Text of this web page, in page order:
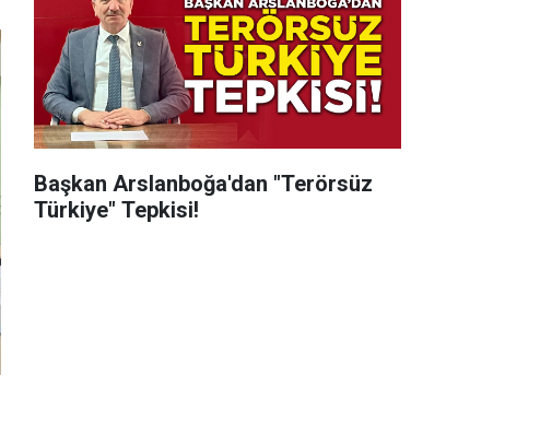
Başkan Arslanboğa'dan "Terörsüz
Türkiye" Tepkisi!